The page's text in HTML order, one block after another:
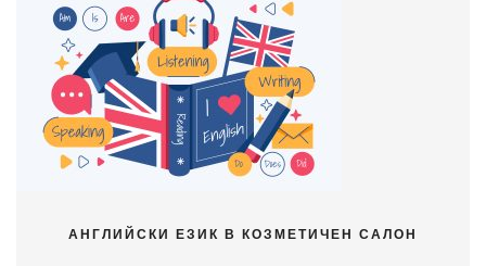
АНГЛИЙСКИ ЕЗИК В КОЗМЕТИЧЕН САЛОН